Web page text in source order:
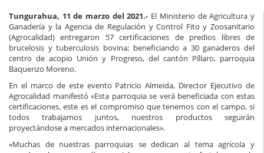
Tungurahua, 11 de marzo del 2021.- El Ministerio de Agricultura y
Ganadería y la Agencia de Regulación y Control Fito y Zoosanitario
(Agrocalidad) entregaron 57 certificaciones de predios libres de
brucelosis y tuberculosis bovina; beneficiando a 30 ganaderos del
centro de acopio Unión y Progreso, del cantón Píllaro, parroquia
Baquerizo Moreno.
En el marco de este evento Patricio Almeida, Director Ejecutivo de
Agrocalidad manifestó «Esta parroquia se verá beneficiada con estas
certificaciones, este es el compromiso que tenemos con el campo, si
todos trabajamos juntos, nuestros productos seguirán
proyectándose a mercados internacionales».
«Muchas de nuestras parroquias se dedican al tema agrícola y